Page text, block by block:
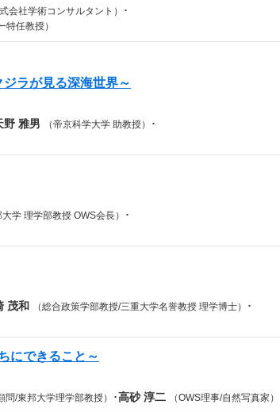
会社学術コンサルタント）
･
任教授）
ラが見る深海世界～
野 雅男 （帝京科学大学 助教授）
･
大学 理学部教授 OWS会長）
･
茂和 （総合政策学部教授/三重大学名誉教授 理学博士）
･
にできること～
問/東邦大学理学部教授） ･高砂 淳二 （OWS理事/自然写真家）